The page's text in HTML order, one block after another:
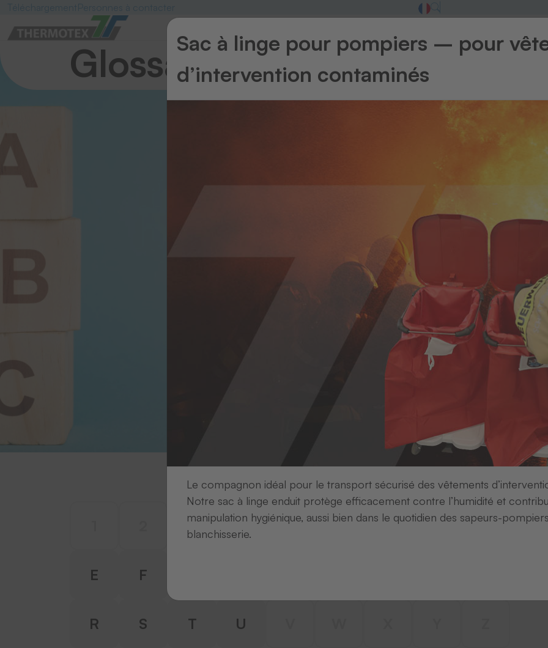
Glossaire
3 4 5 6 7 8 9 A
E F
R S T U
Sac à linge pour pompiers – pour
d’intervention contaminés
Le compagnon idéal pour le transport sécurisé des vêtements
Notre sac à linge enduit protège efficacement contre l’humidité et
manipulation hygiénique, aussi bien dans le quotidien des sapeurs-pompiers
blanchisserie.